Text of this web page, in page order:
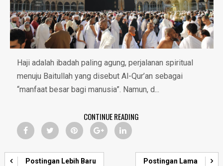
Haji adalah ibadah paling agung, perjalanan spiritual
menuju Baitullah yang disebut Al-Qur’an sebagai
“manfaat besar bagi manusia”. Namun, d...
CONTINUE READING
Postingan Lebih Baru Postingan Lama